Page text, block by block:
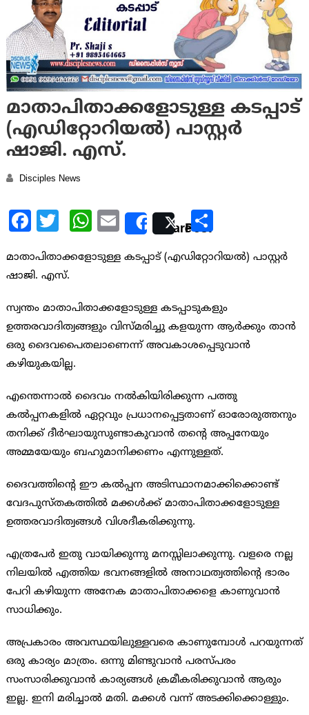
മാതാപിതാക്കളോടുള്ള കടപ്പാട്
(എഡിറ്റോറിയൽ) പാസ്റ്റര്‍
ഷാജി. എസ്.
Disciples News
Facebook
TwitterWhatsApp
EmailSharePostShare
മാതാപിതാക്കളോടുള്ള കടപ്പാട് (എഡിറ്റോറിയൽ) പാസ്റ്റര്‍
ഷാജി. എസ്.
സ്വന്തം മാതാപിതാക്കളോടുള്ള കടപ്പാടുകളും
ഉത്തരവാദിത്വങ്ങളും വിസ്മരിച്ചു കളയുന്ന ആര്‍ക്കും താന്‍
ഒരു ദൈവപൈതലാണെന്ന് അവകാശപ്പെടുവാന്‍
കഴിയുകയില്ല.
എന്തെന്നാല്‍ ദൈവം നല്‍കിയിരിക്കുന്ന പത്തു
കല്‍പ്പനകളില്‍ ഏറ്റവും പ്രധാനപ്പെട്ടതാണ് ഓരോരുത്തനും
തനിക്ക് ദീര്‍ഘായുസുണ്ടാകുവാന്‍ തന്റെ അപ്പനേയും
അമ്മയേയും ബഹുമാനിക്കണം എന്നുള്ളത്.
ദൈവത്തിന്റെ ഈ കല്‍പ്പന അടിസ്ഥാനമാക്കിക്കൊണ്ട്
വേദപുസ്തകത്തില്‍ മക്കള്‍ക്ക് മാതാപിതാക്കളോടുള്ള
ഉത്തരവാദിത്വങ്ങള്‍ വിശദീകരിക്കുന്നു.
എത്രപേര്‍ ഇതു വായിക്കുന്നു മനസ്സിലാക്കുന്നു. വളരെ നല്ല
നിലയില്‍ എത്തിയ ഭവനങ്ങളില്‍ അനാഥത്വത്തിന്റെ ഭാരം
പേറി കഴിയുന്ന അനേക മാതാപിതാക്കളെ കാണുവാന്‍
സാധിക്കും.
അപ്രകാരം അവസ്ഥയിലുള്ളവരെ കാണുമ്പോള്‍ പറയുന്നത്
ഒരു കാര്യം മാത്രം. ഒന്നു മിണ്ടുവാന്‍ പരസ്പരം
സംസാരിക്കുവാന്‍ കാര്യങ്ങള്‍ ക്രമീകരിക്കുവാന്‍ ആരും
ഇല്ല. ഇനി മരിച്ചാല്‍ മതി. മക്കള്‍ വന്ന് അടക്കിക്കൊള്ളും.